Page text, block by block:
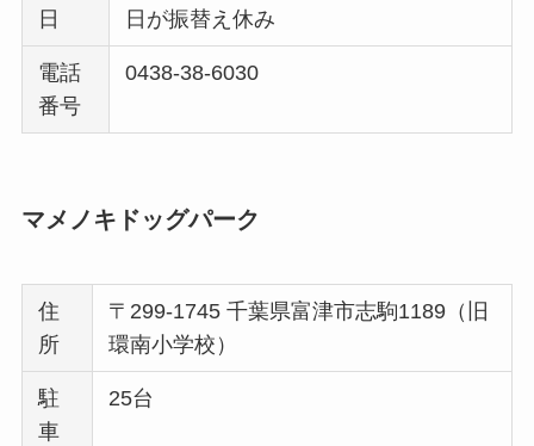
日
日が振替え休み
電話
番号
0438-38-6030
マメノキドッグパーク
住
所
〒299-1745 千葉県富津市志駒1189（旧
環南小学校）
駐
車
25台